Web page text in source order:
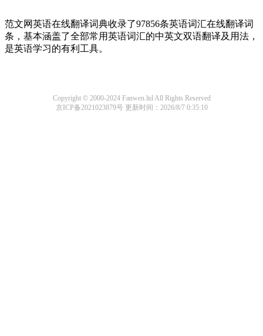
范文网英语在线翻译词典收录了97856条英语词汇在线翻译词
条，基本涵盖了全部常用英语词汇的中英文双语翻译及用法，
是英语学习的有利工具。
Copyright © 2000-2024 Fanwen.ltd All Rights Reserved
京ICP备2021023879号更新时间：2026/8/7 0:35:10